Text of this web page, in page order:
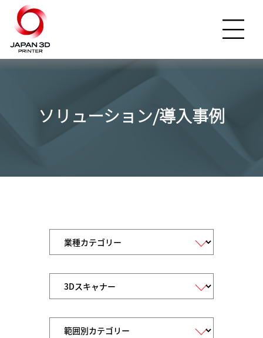
ソリューション/導入事例